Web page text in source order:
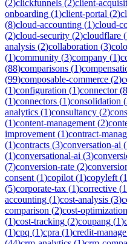
(2)clickfunnels (2)client-
onboarding (1)client-portal (2)
(8)cloud-accounting (1)cloud-
(2)cloud-security (2)cloudflare (
analysis (2)collaboration (3)
(1)community (3)company (1)
(88)comparisons (1)
(99)composable-commerce (2)
(1)configuration (1)connector(8
(1)connectors (1)consolidation (
analytics (1)consultancy (2)
(1)content-management (2)
improvement (1)contract-
(1)contracts (3)conversation-ai (
(1)conversational-ai (3)
(7)conversion-rate (2)
consent (1)copilot (1)copyleft (1
(5)corporate-tax (1)corrective (1
accounting (1)cost-analysis (3)
comparison (2)cost-optimization
(1)cost-tracking (2)coupang (1)
(1)cpq (1)cpra (1)credit-